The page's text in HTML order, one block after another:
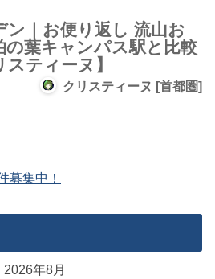
ン｜お便り返し 流山お
の葉キャンパス駅と比較
ティーヌ】
クリスティーヌ [首都圏]
2026年8月